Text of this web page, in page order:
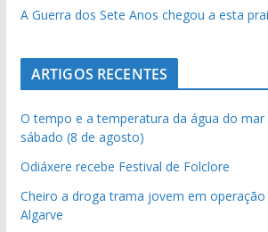
A Guerra dos Sete Anos chegou a esta
ARTIGOS RECENTES
O tempo e a temperatura da água do mar
sábado (8 de agosto)
Odiáxere recebe Festival de Folclore
Cheiro a droga trama jovem em
Algarve